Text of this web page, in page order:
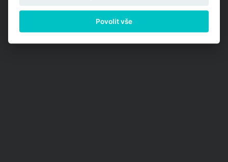
Povolit vše